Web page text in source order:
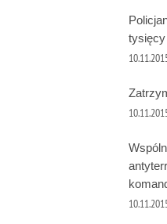
tysięcy